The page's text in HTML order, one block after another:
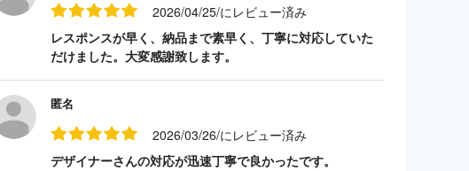
2026/04/25/にレビュー済み
レスポンスが早く、納品まで素早く、丁寧に対応していた
だけました。大変感謝致します。
匿名
2026/03/26/にレビュー済み
デザイナーさんの対応が迅速丁寧で良かったです。